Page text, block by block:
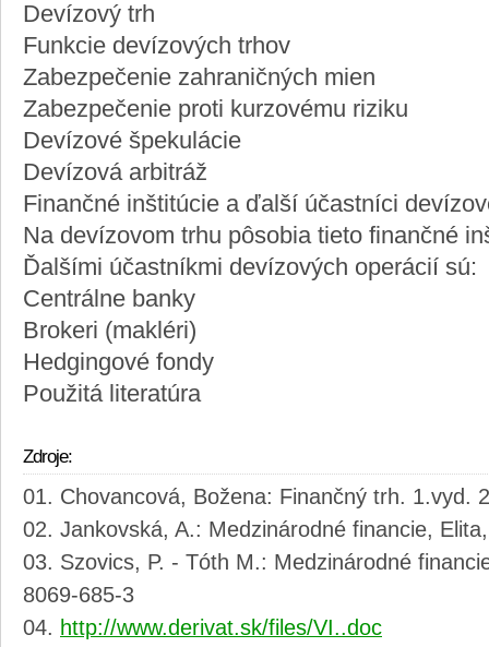
Devízový trh
Funkcie devízových trhov
Zabezpečenie zahraničných mien
Zabezpečenie proti kurzovému riziku
Devízové špekulácie
Devízová arbitráž
Finančné inštitúcie a ďalší účastníci
Na devízovom trhu pôsobia tieto finančné
Ďalšími účastníkmi devízových operácií sú:
Centrálne banky
Brokeri (makléri)
Hedgingové fondy
Použitá literatúra
Zdroje:
Chovancová, Božena: Finančný trh. 1.vyd.
Jankovská, A.: Medzinárodné financie,
Szovics, P. - Tóth M.: Medzinárodné
8069-685-3
http://www.derivat.sk/files/VI..doc